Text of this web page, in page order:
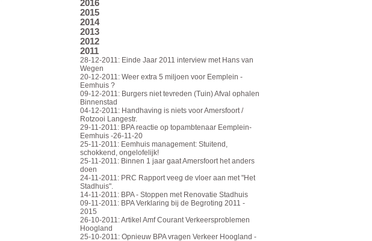
2016
2015
2014
2013
2012
2011
28-12-2011: Einde Jaar 2011 interview met Hans van
Wegen
20-12-2011: Weer extra 5 miljoen voor Eemplein -
Eemhuis ?
09-12-2011: Burgers niet tevreden (Tuin) Afval ophalen
Binnenstad
04-12-2011: Handhaving is niets voor Amersfoort /
Rotzooi Langestr.
29-11-2011: BPA reactie op topambtenaar Eemplein-
Eemhuis -26-11-20
25-11-2011: Eemhuis management: Stuitend,
schokkend, ongelofelijk!
25-11-2011: Binnen 1 jaar gaat Amersfoort het anders
doen
24-11-2011: PRC Rapport veeg de vloer aan met "Het
Stadhuis".
14-11-2011: BPA - Stoppen met Renovatie Stadhuis
09-11-2011: BPA Verklaring bij de Begroting 2011 -
2015
26-10-2011: Artikel Amf Courant Verkeersproblemen
Hoogland
25-10-2011: Opnieuw BPA vragen Verkeer Hoogland -